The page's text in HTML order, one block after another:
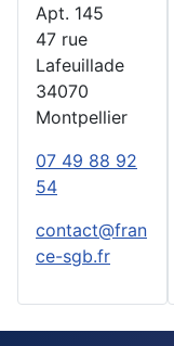
Apt. 145
47 rue
Lafeuillade
34070
Montpellier
07 49 88 92
54
contact@fran
ce-sgb.fr